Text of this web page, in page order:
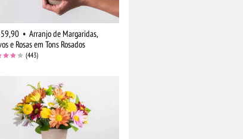
• Arranjo de Margaridas,
e Rosas em Tons Rosados
(443)